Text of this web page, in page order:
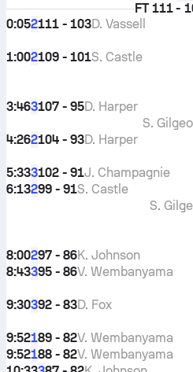
FT 111 -
0:052111 - 103D. Vassell
1:002109 - 101S. Castle
3:463107 - 95D. Harper
S.
4:262104 - 93D. Harper
5:333102 - 91J. Champagnie
6:13299 - 91S. Castle
S.
8:00297 - 86K. Johnson
8:43395 - 86V. Wembanyama
9:30392 - 83D. Fox
9:52189 - 82V. Wembanyama
9:52188 - 82V. Wembanyama